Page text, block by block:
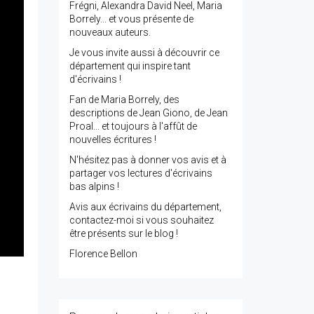
Frégni, Alexandra David Neel, Maria
Borrely... et vous présente de
nouveaux auteurs.
Je vous invite aussi à découvrir ce
département qui inspire tant
d'écrivains !
Fan de Maria Borrely, des
descriptions de Jean Giono, de Jean
Proal... et toujours à l'affût de
nouvelles écritures !
N'hésitez pas à donner vos avis et à
partager vos lectures d'écrivains
bas alpins !
Avis aux écrivains du département,
contactez-moi si vous souhaitez
être présents sur le blog !
Florence Bellon